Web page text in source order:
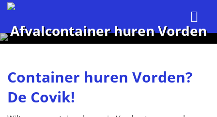
Afvalcontainer huren Vorden
Container huren Vorden?
De Covik!